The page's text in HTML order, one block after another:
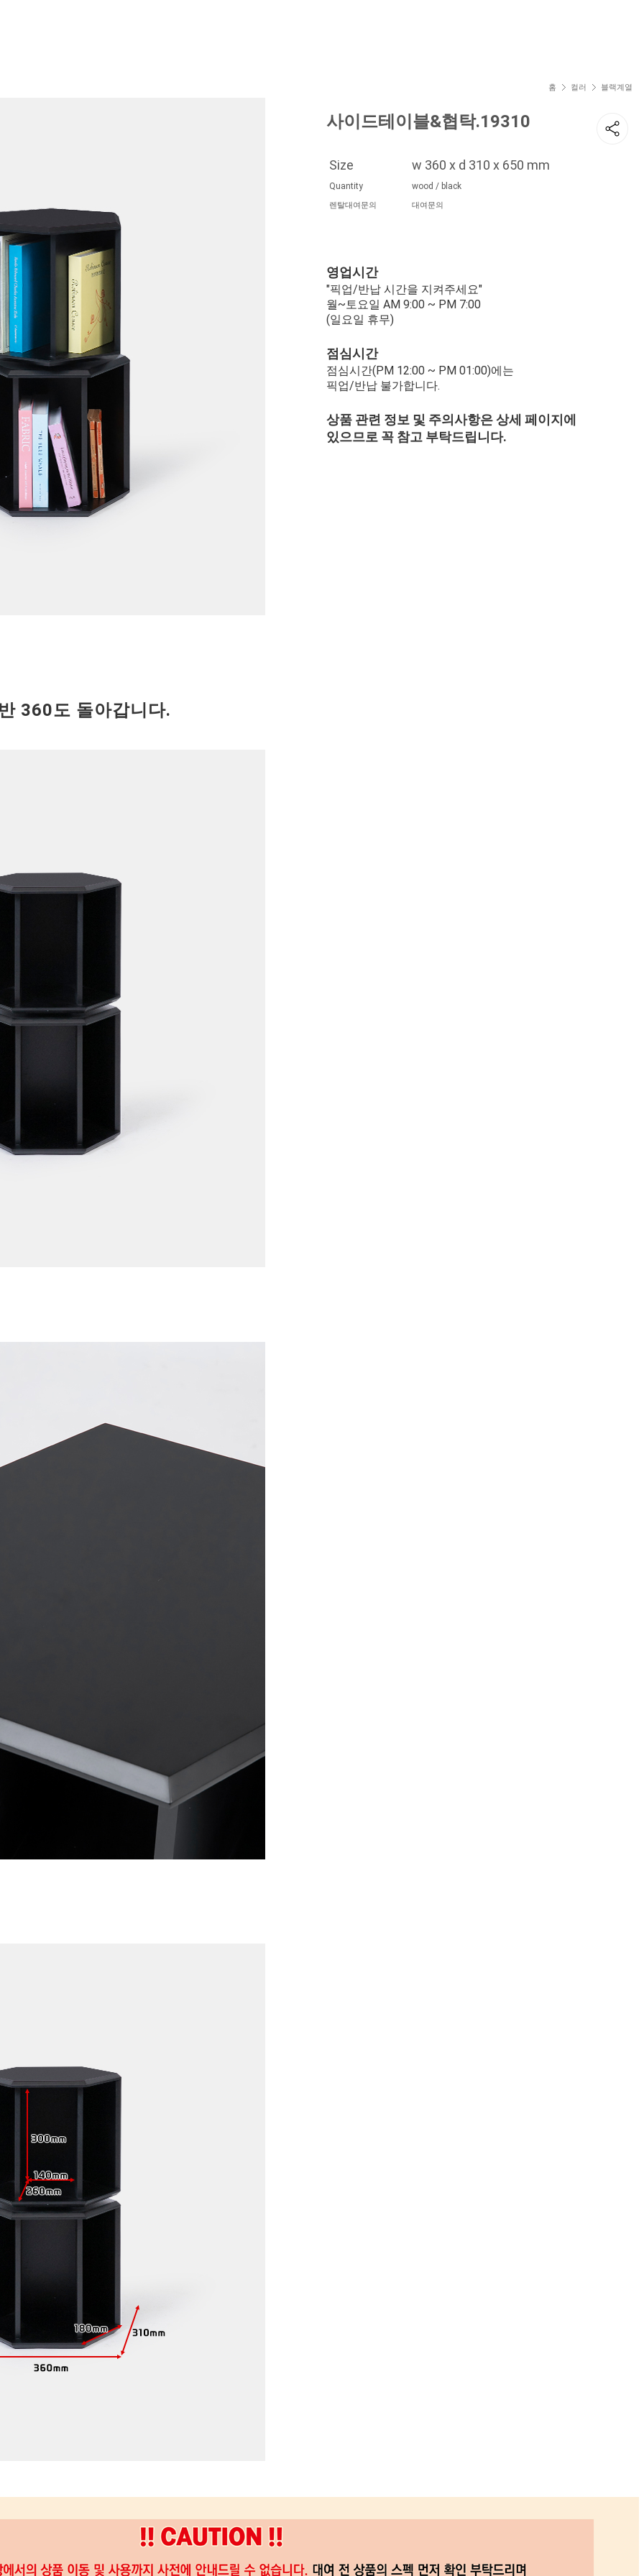
360도 돌아갑니다.
홈 컬러 블랙계열
사이드테이블&협탁.19310
Size w 360 x d 310 x 650 mm
Quantity wood / black
렌탈대여문의 대여문의
영업시간
"픽업/반납 시간을 지켜주세요"
월~토요일 AM 9:00 ~ PM 7:00
(일요일 휴무)
점심시간
점심시간(PM 12:00 ~ PM 01:00)에는
픽업/반납 불가합니다.
상품 관련 정보 및 주의사항은 상세 페이지에
있으므로 꼭 참고 부탁드립니다.